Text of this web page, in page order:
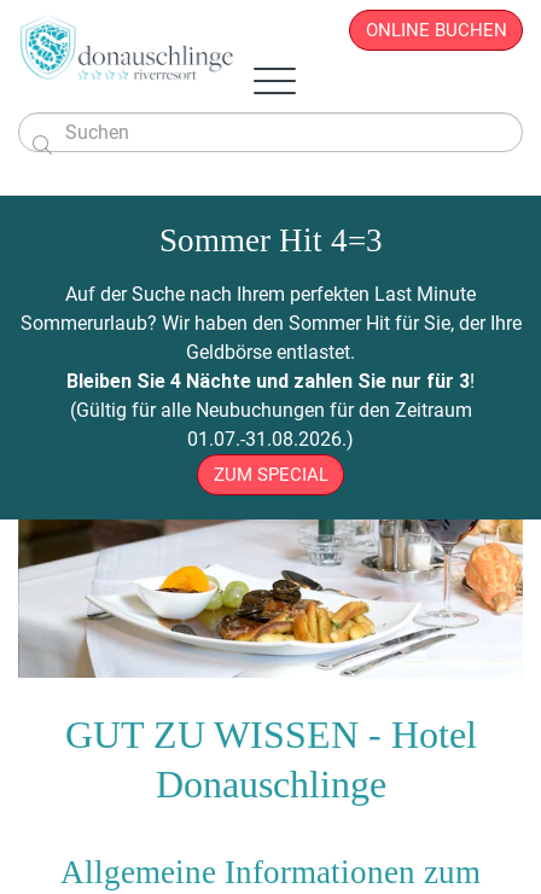
ONLINE BUCHEN
Winterurlaub
Geschichte
Team
Webcam
Zimmer & Angebote
Zimmerpreise
Donau.ALLinclusive.Leistungen
Stornobedingungen
Donau.PAUSCHALEN
Donau.EVENTS
Urlaub mit der Familie
Urlaub mit Freunden
Urlaub mit dem Hund
Singleurlaub mit Kind
Sportlich & Aktiv
Aktivprogramm
Radfahren
Donau-Radfähre
Bike Station
Badeerlebnis
Yoga an der Donau
Wellness-Paradies
Beauty & Kosmetik
Wickel & Packungen
Entspannungs-Pakete
Business & Seminare
Seminare & Tagungen
Firmenfeiern
Seminaranfrage
ONLINE BUCHEN
Kontakt
Zimmerpreise

Sommer Hit 4=3
Auf der Suche nach Ihrem perfekten Last Minute
Sommerurlaub? Wir haben den Sommer Hit für Sie, der Ihre
Geldbörse entlastet.
Bleiben Sie 4 Nächte und zahlen Sie nur für 3!
(Gültig für alle Neubuchungen für den Zeitraum
01.07.-31.08.2026.)
ZUM SPECIAL
GUT ZU WISSEN - Hotel
Donauschlinge
Allgemeine Informationen zum